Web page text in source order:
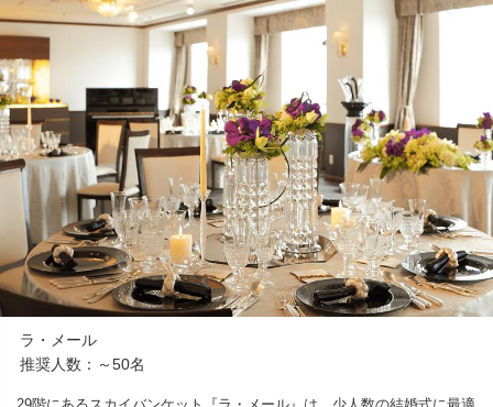
ラ・メール
推奨人数：～50名